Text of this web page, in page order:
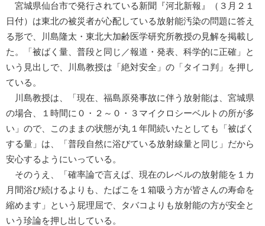
宮城県仙台市で発行されている新聞『河北新報』（３月２１
日付）は東北の被災者が心配している放射能汚染の問題に答え
る形で、川島隆太・東北大加齢医学研究所教授の見解を掲載し
た。「被ばく量、普段と同じ／報道・発表、科学的に正確」と
いう見出しで、川島教授は「絶対安全」の「タイコ判」を押し
ている。
川島教授は、「現在、福島原発事故に伴う放射能は、宮城県
の場合、１時間に０・２～０・３マイクロシーベルトの所が多
い」ので、このままの状態が丸１年間続いたとしても「被ばく
する量」は、「普段自然に浴びている放射線量と同じ」だから
安心するようにいっている。
そのうえ、「確率論で言えば、現在のレベルの放射能を１カ
月間浴び続けるよりも、たばこを１箱吸う方が皆さんの寿命を
縮めます」という屁理屈で、タバコよりも放射能の方が安全と
いう珍論を押し出している。